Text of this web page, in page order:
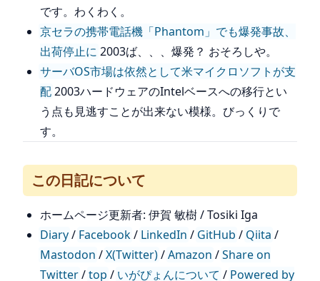
です。わくわく。
京セラの携帯電話機「Phantom」でも爆発事故、
出荷停止に 2003ば、、、爆発？ おそろしや。
サーバOS市場は依然として米マイクロソフトが支
配2003ハードウェアのIntelベースへの移行とい
う点も見逃すことが出来ない模様。びっくりで
す。
この日記について
ホームページ更新者: 伊賀 敏樹 / Tosiki Iga
Diary/ Facebook/ LinkedIn / GitHub / Qiita /
Mastodon /X(Twitter)/Amazon /Share on
Twitter/top / いがぴょんについて / Powered by